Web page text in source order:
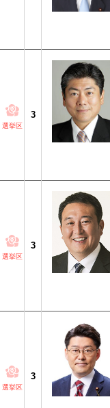
選挙区
3
選挙区
3
選挙区
3